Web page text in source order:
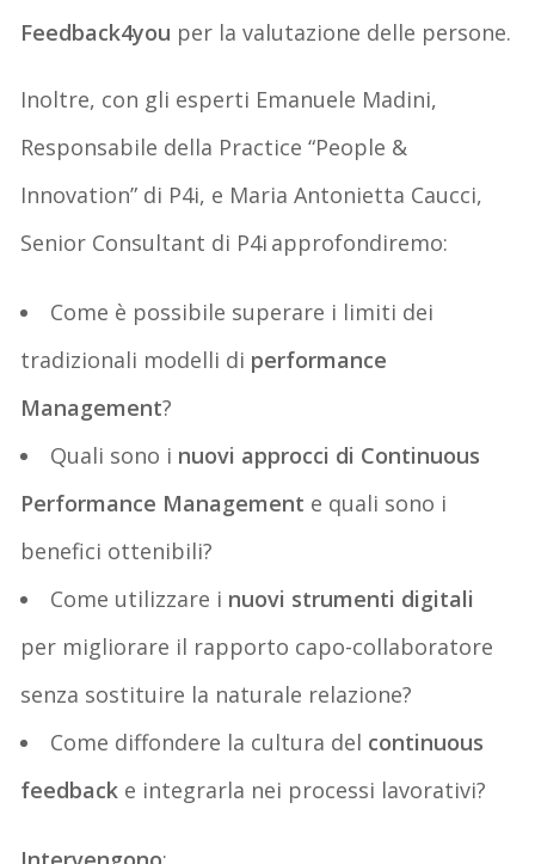
Feedback4you per la valutazione delle persone.
Inoltre, con gli esperti Emanuele Madini,
Responsabile della Practice “People &
Innovation” di P4i, e Maria Antonietta Caucci,
Senior Consultant di P4i approfondiremo:
Come è possibile superare i limiti dei
tradizionali modelli di performance
Management?
Quali sono i nuovi approcci di Continuous
Performance Management e quali sono i
benefici ottenibili?
Come utilizzare i nuovi strumenti digitali
per migliorare il rapporto capo-collaboratore
senza sostituire la naturale relazione?
Come diffondere la cultura del continuous
feedback e integrarla nei processi lavorativi?